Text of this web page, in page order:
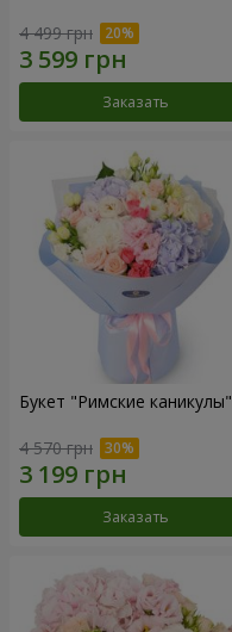
4 499 грн
Заказать
Букет "Римские каникулы"
4 570 грн
Заказать